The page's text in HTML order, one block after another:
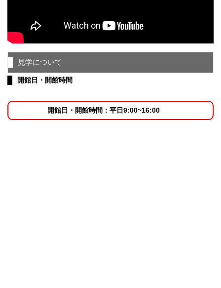
見学について
開館日・開館時間
開館日・開館時間：平日9:00~16:00